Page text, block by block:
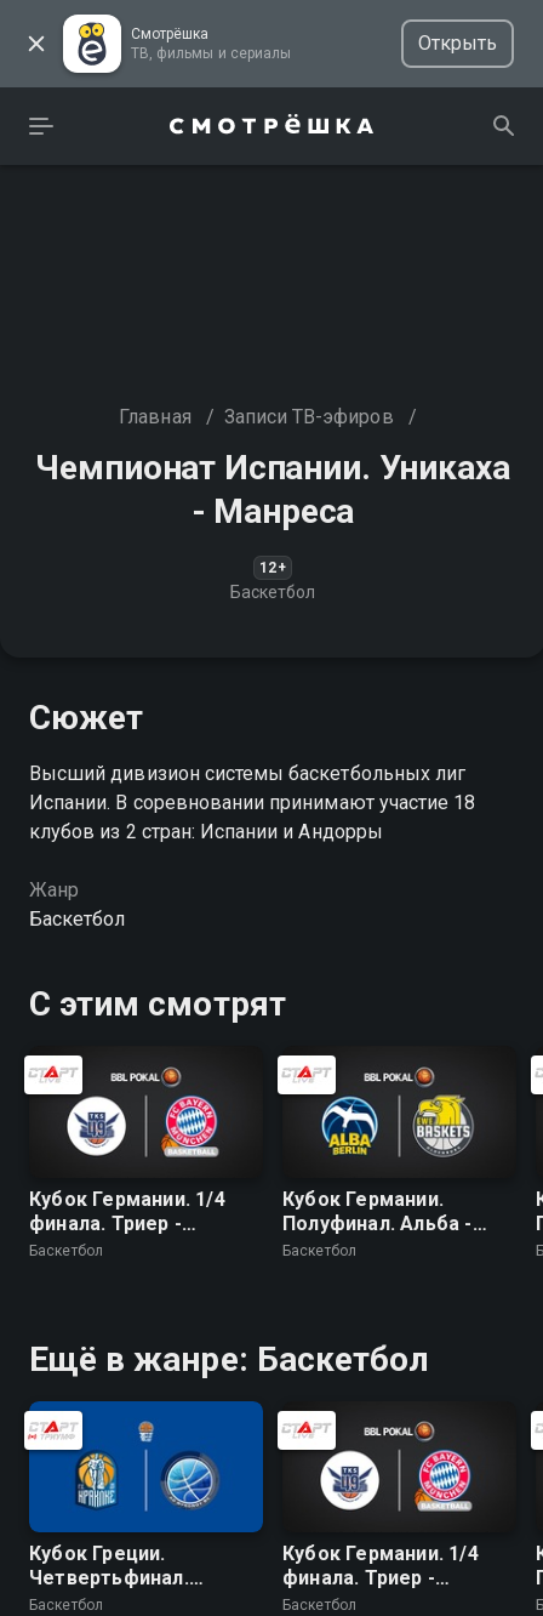
Смотрёшка
ТВ, фильмы и сериалы
Открыть
Главная / Записи ТВ-эфиров /
Чемпионат Испании. Уникаха
- Манреса
12+
Баскетбол
Сюжет
Высший дивизион системы баскетбольных лиг
Испании. В соревновании принимают участие 18
клубов из 2 стран: Испании и Андорры
Жанр
Баскетбол
С этим смотрят
Кубок Германии. 1/4
финала. Триер -
Бавария
Баскетбол
Кубок Германии.
Полуфинал. Альба -
Ольденбург
Баскетбол
Ещё в жанре: Баскетбол
Кубок Греции.
Четвертьфинал.
Ираклис - Миконос
Баскетбол
Кубок Германии. 1/4
финала. Триер -
Бавария
Баскетбол